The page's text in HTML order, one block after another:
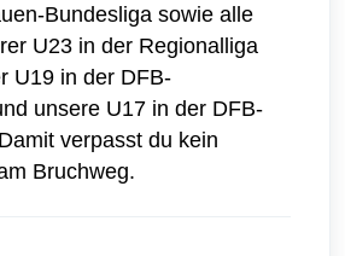
Bundesliga sowie alle
U23 in der Regionalliga
U19 in der DFB-
unsere U17 in der DFB-
verpasst du kein
Bruchweg.